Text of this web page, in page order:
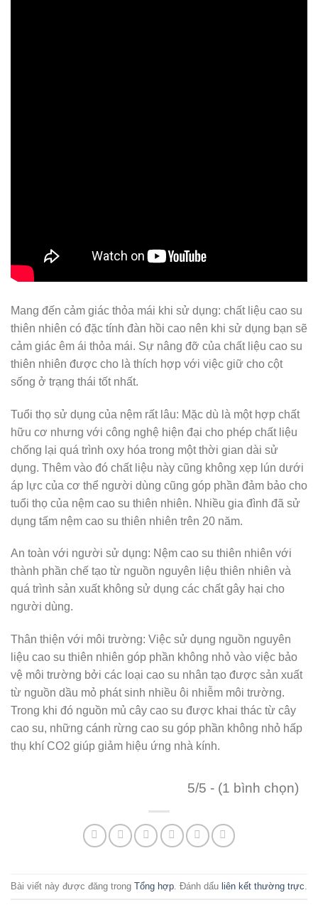
Mang đến cảm giác thỏa mái khi sử dụng: chất liệu cao su
thiên nhiên có đặc tính đàn hồi cao nên khi sử dụng bạn sẽ
cảm giác êm ái thỏa mái. Sự nâng đỡ của chất liệu cao su
thiên nhiên được cho là thích hợp với việc giữ cho cột
sống ở trạng thái tốt nhất.
Tuổi thọ sử dụng của nệm rất lâu: Mặc dù là một hợp chất
hữu cơ nhưng với công nghệ hiện đại cho phép chất liệu
chống lại quá trình oxy hóa trong một thời gian dài sử
dụng. Thêm vào đó chất liệu này cũng không xẹp lún dưới
áp lực của cơ thể người dùng cũng góp phần đảm bảo cho
tuổi thọ của nệm cao su thiên nhiên. Nhiều gia đình đã sử
dụng tấm nệm cao su thiên nhiên trên 20 năm.
An toàn với người sử dụng: Nệm cao su thiên nhiên với
thành phần chế tạo từ nguồn nguyên liệu thiên nhiên và
quá trình sản xuất không sử dụng các chất gây hại cho
người dùng.
Thân thiện với môi trường: Việc sử dụng nguồn nguyên
liệu cao su thiên nhiên góp phần không nhỏ vào việc bảo
vệ môi trường bởi các loại cao su nhân tạo được sản xuất
từ nguồn dầu mỏ phát sinh nhiều ôi nhiễm môi trường.
Trong khi đó nguồn mủ cây cao su được khai thác từ cây
cao su, những cánh rừng cao su góp phần không nhỏ hấp
thụ khí CO2 giúp giảm hiệu ứng nhà kính.
5/5 - (1 bình chọn)
Bài viết này được đăng trong Tổng hợp . Đánh dấu liên kết thường trực